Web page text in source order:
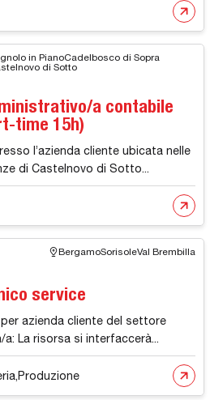
in PianoCadelbosco di Sopra
di Sotto
a contabile
time 15h)
l’azienda cliente ubicata nelle
di Castelnovo di Sotto...
BergamoSorisoleVal Brembilla
service
azienda cliente del settore
a: La risorsa si interfaccerà...
,Produzione